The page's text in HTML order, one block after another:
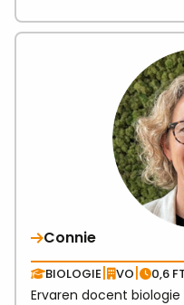
Connie
BIOLOGIE| VO| 0,6
Ervaren docent